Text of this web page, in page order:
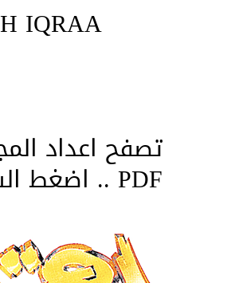
IQRAA
تصفح اعداد
PDF .. اضغط الشعار